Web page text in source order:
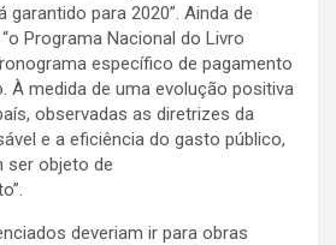
para 2020”. Ainda de
Programa Nacional do Livro
específico de pagamento
À medida de uma evolução positiva
observadas as diretrizes da
e a eficiência do gasto público,
ser objeto de
deveriam ir para obras